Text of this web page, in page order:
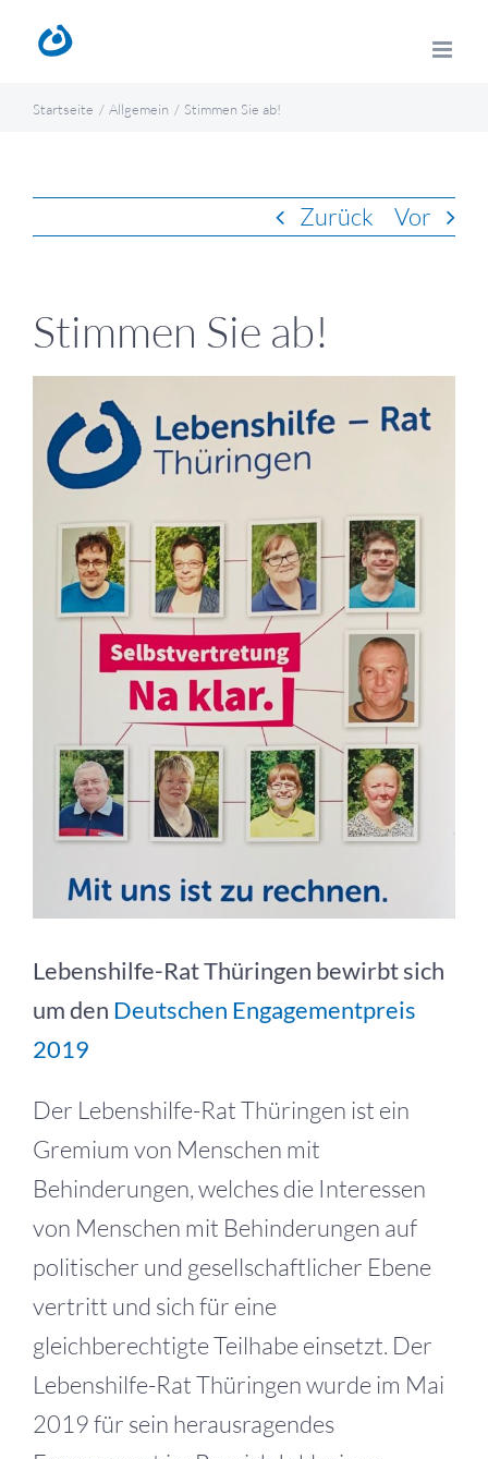
Inhalt
Startseite Allgemein Stimmen Sie ab!
Zurück Vor
Stimmen Sie ab!
grösseres
Bild
Lebenshilfe-Rat Thüringen bewirbt sich
um den Deutschen Engagementpreis
2019
Der Lebenshilfe-Rat Thüringen ist ein
Gremium von Menschen mit
Behinderungen, welches die Interessen
von Menschen mit Behinderungen auf
politischer und gesellschaftlicher Ebene
vertritt und sich für eine
gleichberechtigte Teilhabe einsetzt. Der
Lebenshilfe-Rat Thüringen wurde im Mai
2019 für sein herausragendes